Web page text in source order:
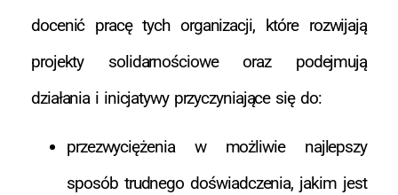
docenić pracę tych organizacji, które rozwijają
projekty solidarnościowe oraz podejmują
działania i inicjatywy przyczyniające się do:
przezwyciężenia w możliwie najlepszy
sposób trudnego doświadczenia, jakim jest